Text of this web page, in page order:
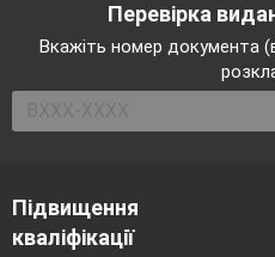
біноміального ряду
Чезарівські
Зокрема має місце така
Теорема.
Якщо
Перевірка
Вкажіть номер документа
Підвищення
кваліфікації